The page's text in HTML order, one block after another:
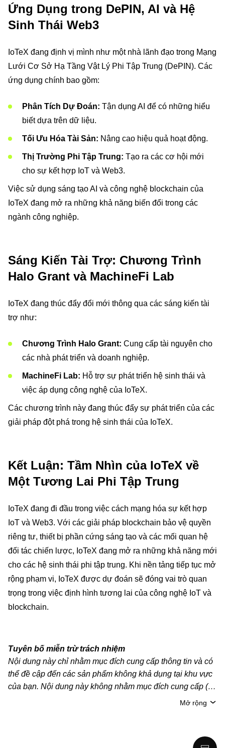
Ứng Dụng trong DePIN, AI và Hệ
Sinh Thái Web3
IoTeX đang định vị mình như một nhà lãnh đạo trong Mạng
Lưới Cơ Sở Hạ Tầng Vật Lý Phi Tập Trung (DePIN). Các
ứng dụng chính bao gồm:
Phân Tích Dự Đoán: Tận dụng AI để có những hiểu
biết dựa trên dữ liệu.
Tối Ưu Hóa Tài Sản: Nâng cao hiệu quả hoạt động.
Thị Trường Phi Tập Trung: Tạo ra các cơ hội mới
cho sự kết hợp IoT và Web3.
Việc sử dụng sáng tạo AI và công nghệ blockchain của
IoTeX đang mở ra những khả năng biến đổi trong các
ngành công nghiệp.
Sáng Kiến Tài Trợ: Chương Trình
Halo Grant và MachineFi Lab
IoTeX đang thúc đẩy đổi mới thông qua các sáng kiến tài
trợ như:
Chương Trình Halo Grant: Cung cấp tài nguyên cho
các nhà phát triển và doanh nghiệp.
MachineFi Lab: Hỗ trợ sự phát triển hệ sinh thái và
việc áp dụng công nghệ của IoTeX.
Các chương trình này đang thúc đẩy sự phát triển của các
giải pháp đột phá trong hệ sinh thái của IoTeX.
Kết Luận: Tầm Nhìn của IoTeX về
Một Tương Lai Phi Tập Trung
IoTeX đang đi đầu trong việc cách mạng hóa sự kết hợp
IoT và Web3. Với các giải pháp blockchain bảo vệ quyền
riêng tư, thiết bị phần cứng sáng tạo và các mối quan hệ
đối tác chiến lược, IoTeX đang mở ra những khả năng mới
cho các hệ sinh thái phi tập trung. Khi nền tảng tiếp tục mở
rộng phạm vi, IoTeX được dự đoán sẽ đóng vai trò quan
trọng trong việc định hình tương lai của công nghệ IoT và
blockchain.
Tuyên bố miễn trừ trách nhiệm
Nội dung này chỉ nhằm mục đích cung cấp thông tin và có
thể đề cập đến các sản phẩm không khả dụng tại khu vực
của bạn. Nội dung này không nhằm mục đích cung cấp (i)
lời khuyên hoặc khuyến nghị đầu tư; (ii) đề nghị hoặc chào
sản kỹ thuật số/crypto, bao gồm cả stablecoin, có mức độ
Mở rộng